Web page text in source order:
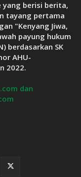
yang berisi berita,
tayang pertama
"Kenyang Jiwa,
payung hukum
berdasarkan SK
AHU-
2022.
dan